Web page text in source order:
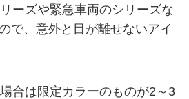
ーズや緊急車両のシリーズな
で、意外と目が離せないアイ
合は限定カラーのものが2～3